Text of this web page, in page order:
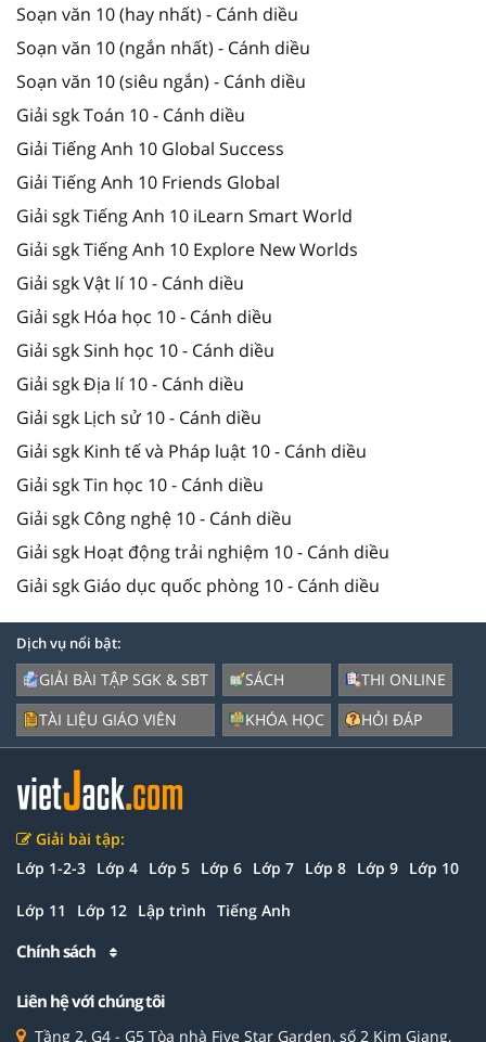
Soạn văn 10 (hay nhất) - Cánh diều
Soạn văn 10 (ngắn nhất) - Cánh diều
Soạn văn 10 (siêu ngắn) - Cánh diều
Giải sgk Toán 10 - Cánh diều
Giải Tiếng Anh 10 Global Success
Giải Tiếng Anh 10 Friends Global
Giải sgk Tiếng Anh 10 iLearn Smart World
Giải sgk Tiếng Anh 10 Explore New Worlds
Giải sgk Vật lí 10 - Cánh diều
Giải sgk Hóa học 10 - Cánh diều
Giải sgk Sinh học 10 - Cánh diều
Giải sgk Địa lí 10 - Cánh diều
Giải sgk Lịch sử 10 - Cánh diều
Giải sgk Kinh tế và Pháp luật 10 - Cánh diều
Giải sgk Tin học 10 - Cánh diều
Giải sgk Công nghệ 10 - Cánh diều
Giải sgk Hoạt động trải nghiệm 10 - Cánh diều
Giải sgk Giáo dục quốc phòng 10 - Cánh diều
Dịch vụ nổi bật:
GIẢI BÀI TẬP SGK & SBT
TÀI LIỆU GIÁO VIÊN
SÁCH
KHÓA HỌC
THI ONLINE
HỎI ĐÁP
Giải bài tập:
Lớp 1-2-3 Lớp 4 Lớp 5 Lớp 6 Lớp 7 Lớp 8 Lớp 9 Lớp 10
Lớp 11 Lớp 12 Lập trình Tiếng Anh
Chính sách
Liên hệ với chúng tôi
Tầng 2, G4 - G5 Tòa nhà Five Star Garden, số 2 Kim Giang,